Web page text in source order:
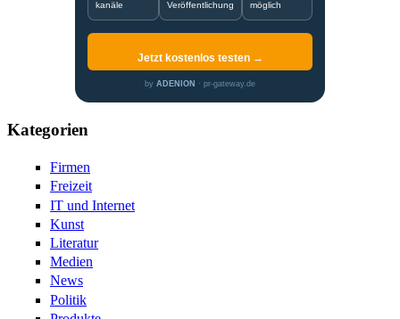
kanäle
Veröffentlichung
möglich
Jetzt kostenlos testen →
by ADENION · pr-gateway.de
Kategorien
Firmen
Freizeit
IT und Internet
Kunst
Literatur
Medien
News
Politik